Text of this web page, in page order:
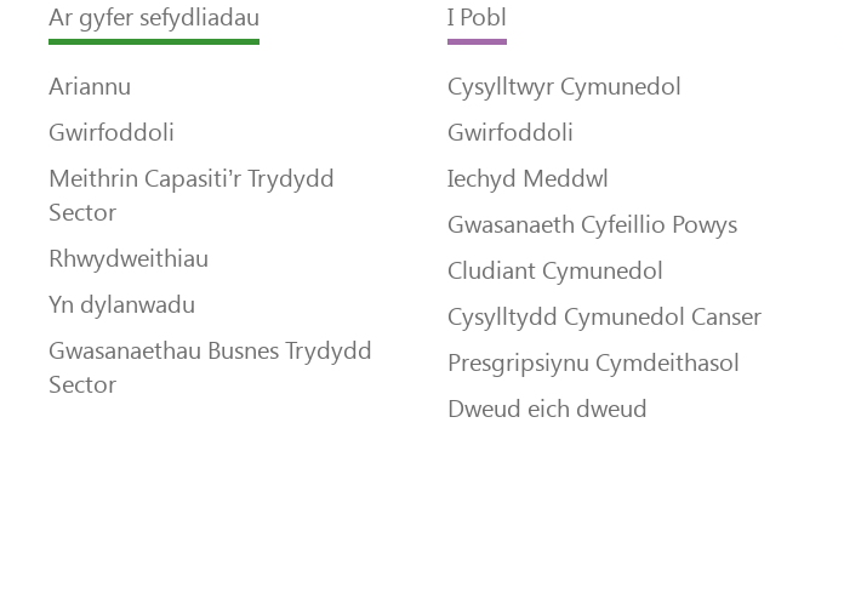
Ar gyfer sefydliadau
Ariannu
Gwirfoddoli
Meithrin Capasiti’r Trydydd
Sector
Rhwydweithiau
Yn dylanwadu
Gwasanaethau Busnes Trydydd
Sector
I Pobl
Cysylltwyr Cymunedol
Gwirfoddoli
Iechyd Meddwl
Gwasanaeth Cyfeillio Powys
Cludiant Cymunedol
Cysylltydd Cymunedol Canser
Presgripsiynu Cymdeithasol
Dweud eich dweud